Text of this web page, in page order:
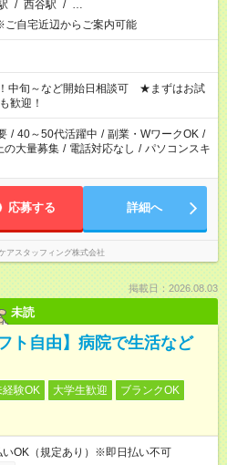
/ 西谷駅 / …
自宅近辺からご案内可能
！中旬～など開始日相談可 ★まずはお試
歓迎！
/ 40～50代活躍中 / 副業・WワークOK /
の大量募集 / 電話対応なし / パソコンスキ
応募する 詳細へ
アスタッフィング株式会社
掲載日：2026.08.03
未読
ト自由】病院で生活など
験OK 大学生歓迎
ブランクOK
OK（規定あり）※即日払い不可